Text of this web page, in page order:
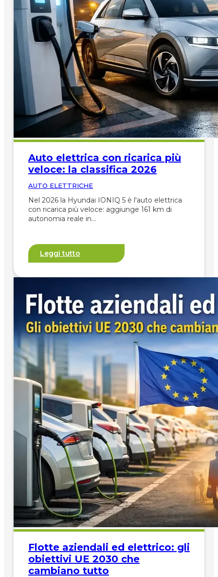
Auto elettrica con ricarica più
veloce: la classifica 2026
AUTO ELETTRICHE
Nel 2026 la Hyundai IONIQ 5 è l'auto elettrica
con ricarica più veloce: aggiunge 161 km di
autonomia reale in…
Leggi tutto
Flotte aziendali ed elettrico: gli
obiettivi UE 2030 che
cambiano tutto